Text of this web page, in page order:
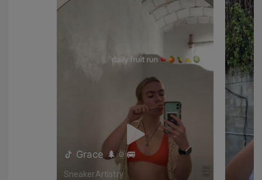
Grace 🌲🌞🚐
SneakerArtistry